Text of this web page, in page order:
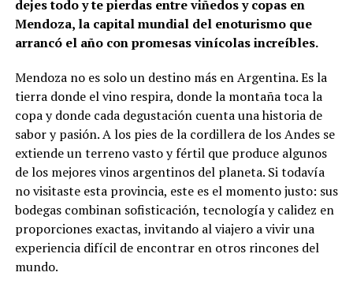
dejes todo y te pierdas entre viñedos y copas en
Mendoza, la capital mundial del enoturismo que
arrancó el año con promesas vinícolas increíbles.
Mendoza no es solo un destino más en Argentina. Es la
tierra donde el vino respira, donde la montaña toca la
copa y donde cada degustación cuenta una historia de
sabor y pasión. A los pies de la cordillera de los Andes se
extiende un terreno vasto y fértil que produce algunos
de los mejores vinos argentinos del planeta. Si todavía
no visitaste esta provincia, este es el momento justo: sus
bodegas combinan sofisticación, tecnología y calidez en
proporciones exactas, invitando al viajero a vivir una
experiencia difícil de encontrar en otros rincones del
mundo.